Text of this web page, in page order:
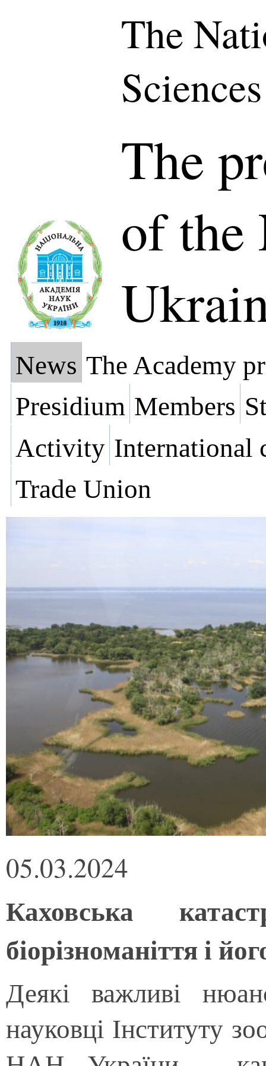
The
The
of the
News The Academy
Presidium Members
Activity International
Trade Union
05.03.2024
Каховська
біорізноманіття і
Деякі важливі
науковці Інституту